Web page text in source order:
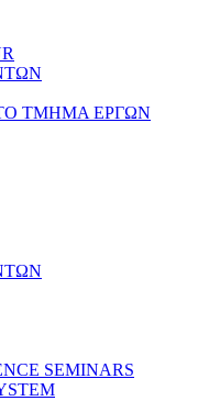
ΤΜΗΜΑ ΕΡΓΩΝ
SEMINARS